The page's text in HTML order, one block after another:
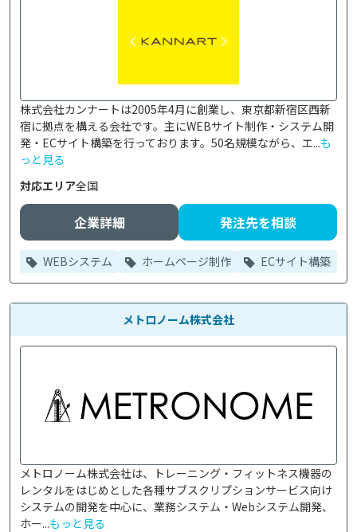
株式会社カンナートは2005年4月に創業し、東京都新宿区西新
宿に拠点を構える会社です。主にWEBサイト制作・システム開
発・ECサイト構築を行っております。50名規模ながら、エ...も
っと見る
対応エリア全国
企業詳細 発注先を相談
WEBシステム ホームページ制作 ECサイト構築
メトロノーム株式会社
メトロノーム株式会社は、トレーニング・フィットネス機器の
レンタルをはじめとした各種サブスクリプションサービス向け
システムの開発を中心に、業務システム・Webシステム開発、
ホー...もっと見る